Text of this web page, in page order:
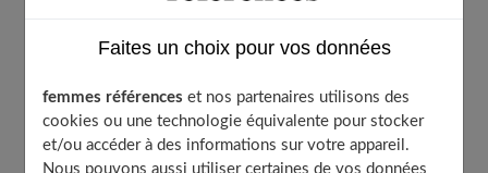
Faites un choix pour vos données
femmes références et nos partenaires utilisons des
cookies ou une technologie équivalente pour stocker
et/ou accéder à des informations sur votre appareil.
Nous pouvons aussi utiliser certaines de vos données